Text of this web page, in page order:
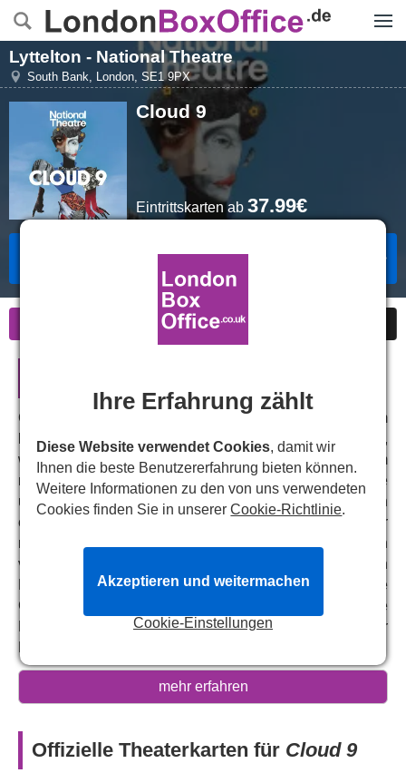
Lyttelton - National Theatre
South Bank, London, SE1 9PX
Cloud 9
Eintrittskarten ab 37.99€
Karten Buchen
Clive ist Kolonialbeamter und Familienoberhaupt im
britisch-kolonialen Afrika der viktorianischen Ära,
während seine Frau, sein Sohn und sein Diener darum
ringen, den Erwartungen gerecht zu werden. Als Clive
und seine Familie 1979 in London landen, sehen sie sich
einer Welt gegenüber, in der das Empire noch immer
nachwirkt und die Freiheit ruft. Mit Churchills typisch
verschmitzter Kühnheit persifliert
im ersten
Handlungsbogen unerbittlich die viktorianische
Gesellschaft und den Kolonialismus, bevor der zweite
Handlungsbogen die Folgen einer Lockerung dieser
Das 1979 vom britischen Dramatiker
(„
Top Girls
“) verfasste, gewagte und satirische Stück
Geschlechterrollen, Macht und das Erbe des Empires.
Dominic Cooke( „Mrs. Warren's Profession“) inszeniert
mehr erfahren
Offizielle Theaterkarten für Cloud 9
Ihre Erfahrung zählt
Diese Website verwendet Cookies, damit wir
Ihnen die beste Benutzererfahrung bieten können.
Weitere Informationen zu den von uns verwendeten
Cookies finden Sie in unsererCookie-Richtlinie.
Cookie-Einstellungen
Akzeptieren und weitermachen